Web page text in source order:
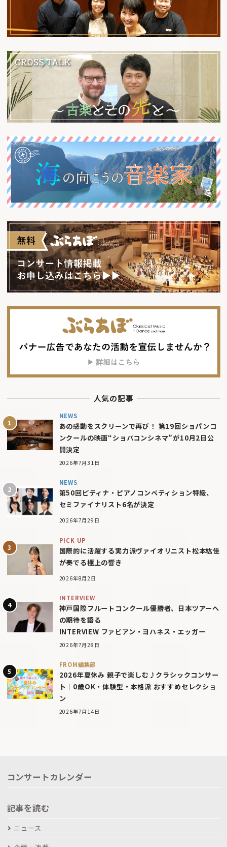
人気の記事
NEWS
あの感動をスクリーンで再び！ 第19回ショパンコ
ンクールの映画“ショパコンシネマ”が10月2日公
開決定
2026年7月31日
NEWS
第50回ピティナ・ピアノコンペティション特級、
セミファイナリスト6名が決定
2026年7月29日
PICK UP
国際的に活躍する実力派ヴァイオリニスト松本紘佳
が奏でる極上の響き
2026年8月2日
INTERVIEW
神戸国際フルートコンクール優勝者、日本ツアーへ
の期待を語る
INTERVIEW ファビアン・ヨハネス・エッガー
2026年7月28日
FROM編集部
2026年夏休み 親子で楽しむ♪クラシックコンサー
ト｜0歳OK・体験型・本格派 おすすめセレクショ
ン
2026年7月14日
コンサートカレンダー
記事を読む
ニュース